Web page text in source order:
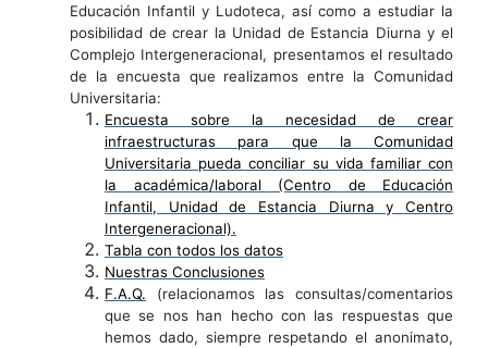
Educación Infantil y Ludoteca, así como a estudiar la
posibilidad de crear la Unidad de Estancia Diurna y el
Complejo Intergeneracional, presentamos el resultado
de la encuesta que realizamos entre la Comunidad
Universitaria:
Encuesta sobre la necesidad de crear
infraestructuras para que la Comunidad
Universitaria pueda conciliar su vida familiar con
la académica/laboral (Centro de Educación
Infantil, Unidad de Estancia Diurna y Centro
Intergeneracional).
Tabla con todos los datos
Nuestras Conclusiones
F.A.Q. (relacionamos las consultas/comentarios
que se nos han hecho con las respuestas que
hemos dado, siempre respetando el anonimato,